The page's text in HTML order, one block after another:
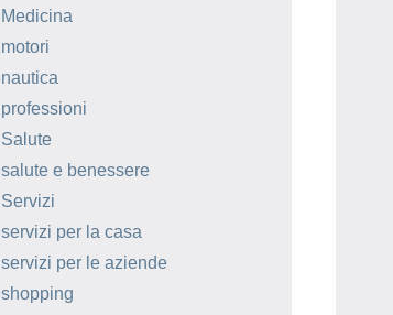
Medicina
motori
nautica
professioni
Salute
salute e benessere
Servizi
servizi per la casa
servizi per le aziende
shopping